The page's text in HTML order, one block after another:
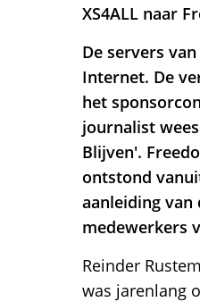
XS4ALL naar
De servers
Internet. De
het
journalist
Blijven'.
ontstond
aanleiding van
medewerkers
Reinder
was jarenlang